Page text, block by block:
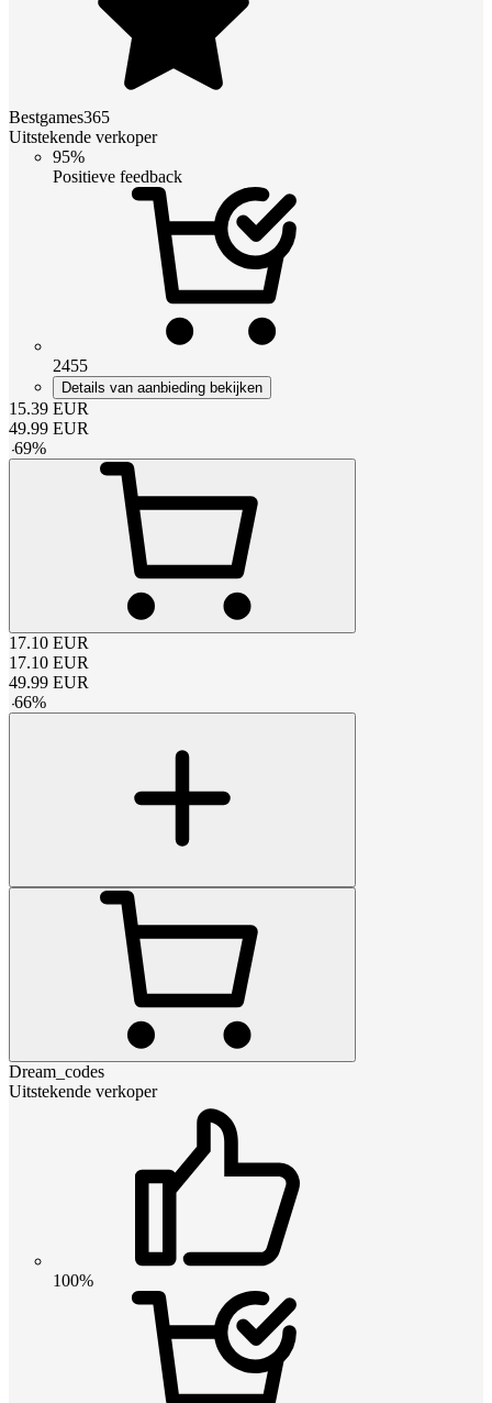
Bestgames365
Uitstekende verkoper
95%
Positieve feedback
2455
Details van aanbieding bekijken
15.39 EUR
49.99 EUR
-69%
17.10 EUR
17.10 EUR
49.99 EUR
-66%
Dream_codes
Uitstekende verkoper
100%